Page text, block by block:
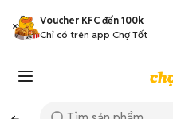
Voucher KFC đến 100k
Chỉ có trên app Chợ Tốt